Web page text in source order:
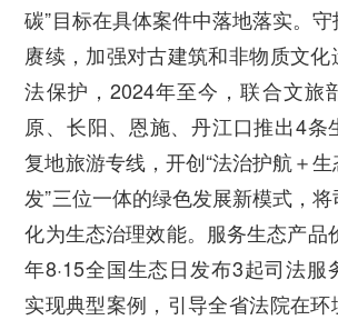
碳”目标在具体案件中落地落实。
赓续，加强对古建筑和非物质文化
法保护，2024年至今，联合文旅
原、长阳、恩施、丹江口推出4条
复地旅游专线，开创“法治护航＋
发”三位一体的绿色发展新模式，
化为生态治理效能。服务生态产品
年8·15全国生态日发布3起司法服
实现典型案例，引导全省法院在